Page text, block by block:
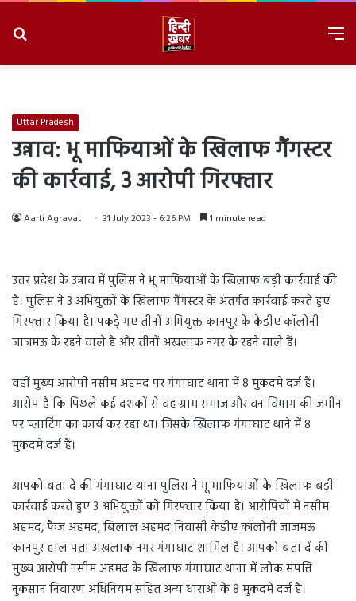
Uttar Pradesh
उन्नाव: भू माफियाओं के खिलाफ गैंगस्टर
की कार्रवाई, 3 आरोपी गिरफ्तार
Aarti Agravat 31 July 2023 - 6:26 PM 1 minute read
उत्तर प्रदेश के उन्नाव में पुलिस ने भू माफियाओं के खिलाफ बड़ी कार्रवाई की
है। पुलिस ने 3 अभियुक्तों के खिलाफ गैंगस्टर के अंतर्गत कार्रवाई करते हुए
गिरफ्तार किया है। पकड़े गए तीनों अभियुक्त कानपुर के केडीए कॉलोनी
जाजमऊ के रहने वाले हैं और तीनों अखलाक नगर के रहने वाले हैं।
वहीं मुख्य आरोपी नसीम अहमद पर गंगाघाट थाना में 8 मुकदमे दर्ज हैं।
आरोप है कि पिछले कई दशकों से वह ग्राम समाज और वन विभाग की जमीन
पर प्लाटिंग का कार्य कर रहा था। जिसके खिलाफ गंगाघाट थाने में 8
मुकदमे दर्ज हैं।
आपको बता दें की गंगाघाट थाना पुलिस ने भू माफियाओं के खिलाफ बड़ी
कार्रवाई करते हुए 3 अभियुक्तों को गिरफ्तार किया है। आरोपियों में नसीम
अहमद, फैज अहमद, बिलाल अहमद निवासी केडीए कॉलोनी जाजमऊ
कानपुर हाल पता अखलाक नगर गंगाघाट शामिल है। आपको बता दें की
मुख्य आरोपी नसीम अहमद के खिलाफ गंगाघाट थाना में लोक संपत्ति
नुकसान निवारण अधिनियम सहित अन्य धाराओं के 8 मुकदमे दर्ज हैं।